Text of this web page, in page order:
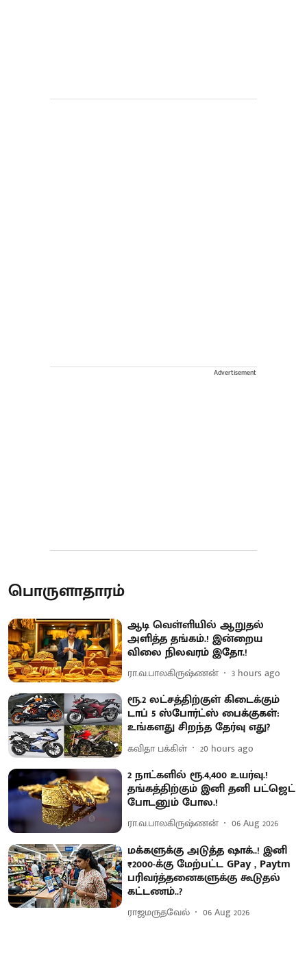
Advertisement
பொருளாதாரம்
ஆடி வெள்ளியில் ஆறுதல்
அளித்த தங்கம்.! இன்றைய
விலை நிலவரம் இதோ.!
ரா.வ.பாலகிருஷ்ணன் 3 hours ago
ரூ.2 லட்சத்திற்குள் கிடைக்கும்
டாப் 5 ஸ்போர்ட்ஸ் பைக்குகள்:
உங்களது சிறந்த தேர்வு எது?
கவிதா பக்கிள் 20 hours ago
2 நாட்களில் ரூ.4,400 உயர்வு.!
தங்கத்திற்கும் இனி தனி பட்ஜெட்
போடனும் போல.!
ரா.வ.பாலகிருஷ்ணன் 06 Aug 2026
மக்களுக்கு அடுத்த ஷாக்..! இனி
₹2000-க்கு மேற்பட்ட GPay , Paytm
பரிவர்த்தனைகளுக்கு கூடுதல்
கட்டணம்..?
ராஜமருதவேல் 06 Aug 2026